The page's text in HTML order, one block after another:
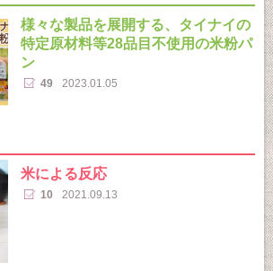
様々な製品を展開する、タイナイの
特定原材料等28品目不使用の米粉パ
ン
49 2023.01.05
米による反応
10 2021.09.13